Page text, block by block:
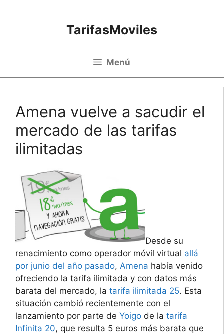
TarifasMoviles
Menú
Amena vuelve a sacudir el
mercado de las tarifas
ilimitadas
Desde su
renacimiento como operador móvil virtual allá
por junio del año pasado, Amena había venido
ofreciendo la tarifa ilimitada y con datos más
barata del mercado, la tarifa ilimitada 25. Esta
situación cambió recientemente con el
lanzamiento por parte de Yoigo de la tarifa
Infinita 20, que resulta 5 euros más barata que